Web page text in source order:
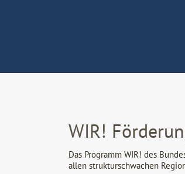
WIR!
Das Programm WIR! des
allen strukturschwachen